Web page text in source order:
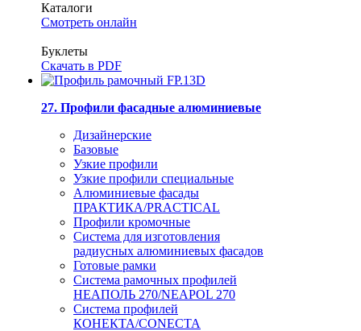
Каталоги
Смотреть онлайн
Буклеты
Скачать в PDF
27. Профили фасадные алюминиевые
Дизайнерские
Базовые
Узкие профили
Узкие профили специальные
Алюминиевые фасады
ПРАКТИКА/PRACTICAL
Профили кромочные
Система для изготовления
радиусных алюминиевых фасадов
Готовые рамки
Система рамочных профилей
НЕАПОЛЬ 270/NEAPOL 270
Система профилей
КОНЕКТА/CONECTA